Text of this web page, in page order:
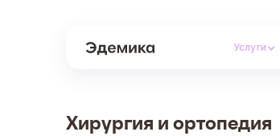
Услуги
Хирургия и ортопедия